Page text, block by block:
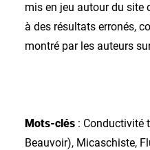
mis en jeu autour du site
à des résultats erronés,
montré par les auteurs
Mots-clés : Conductivité
Beauvoir), Micaschiste,